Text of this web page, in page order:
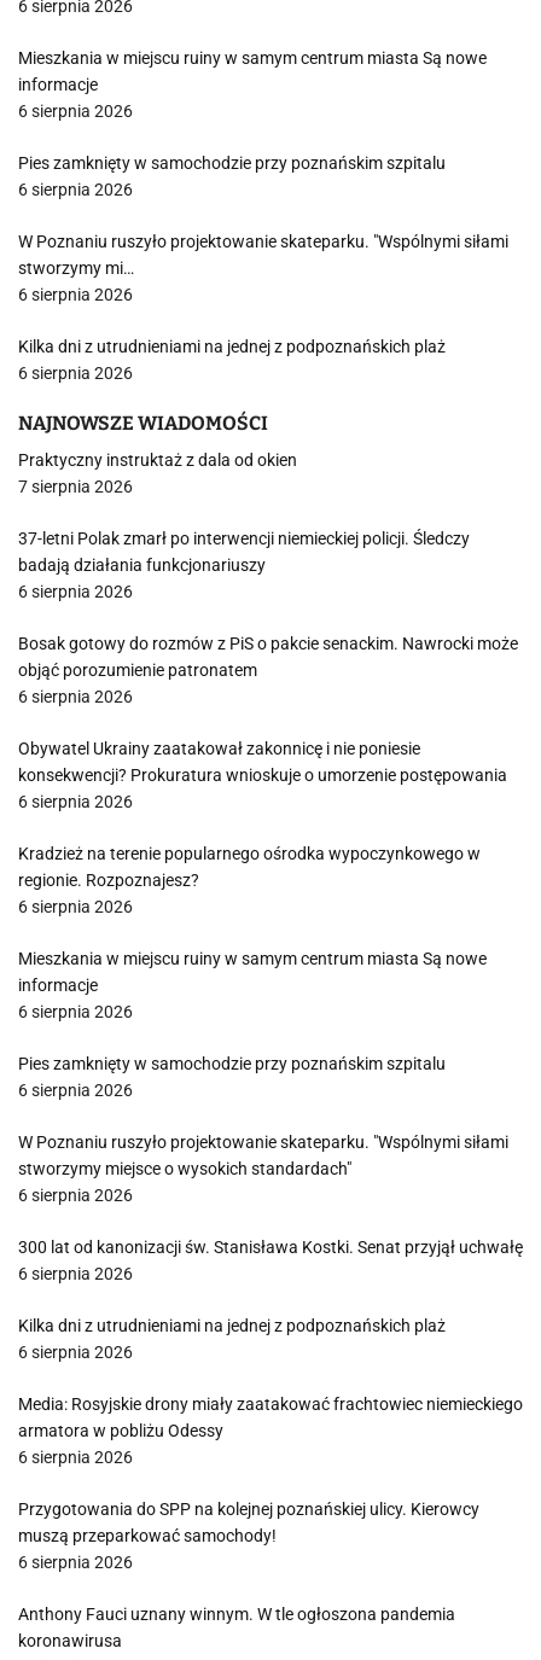
6 sierpnia 2026
Mieszkania w miejscu ruiny w samym centrum miasta Są nowe
informacje
6 sierpnia 2026
Pies zamknięty w samochodzie przy poznańskim szpitalu
6 sierpnia 2026
W Poznaniu ruszyło projektowanie skateparku. "Wspólnymi siłami
stworzymy mi…
6 sierpnia 2026
Kilka dni z utrudnieniami na jednej z podpoznańskich plaż
6 sierpnia 2026
NAJNOWSZE WIADOMOŚCI
Praktyczny instruktaż z dala od okien
7 sierpnia 2026
37-letni Polak zmarł po interwencji niemieckiej policji. Śledczy
badają działania funkcjonariuszy
6 sierpnia 2026
Bosak gotowy do rozmów z PiS o pakcie senackim. Nawrocki może
objąć porozumienie patronatem
6 sierpnia 2026
Obywatel Ukrainy zaatakował zakonnicę i nie poniesie
konsekwencji? Prokuratura wnioskuje o umorzenie postępowania
6 sierpnia 2026
Kradzież na terenie popularnego ośrodka wypoczynkowego w
regionie. Rozpoznajesz?
6 sierpnia 2026
Mieszkania w miejscu ruiny w samym centrum miasta Są nowe
informacje
6 sierpnia 2026
Pies zamknięty w samochodzie przy poznańskim szpitalu
6 sierpnia 2026
W Poznaniu ruszyło projektowanie skateparku. "Wspólnymi siłami
stworzymy miejsce o wysokich standardach"
6 sierpnia 2026
300 lat od kanonizacji św. Stanisława Kostki. Senat przyjął uchwałę
6 sierpnia 2026
Kilka dni z utrudnieniami na jednej z podpoznańskich plaż
6 sierpnia 2026
Media: Rosyjskie drony miały zaatakować frachtowiec niemieckiego
armatora w pobliżu Odessy
6 sierpnia 2026
Przygotowania do SPP na kolejnej poznańskiej ulicy. Kierowcy
muszą przeparkować samochody!
6 sierpnia 2026
Anthony Fauci uznany winnym. W tle ogłoszona pandemia
koronawirusa